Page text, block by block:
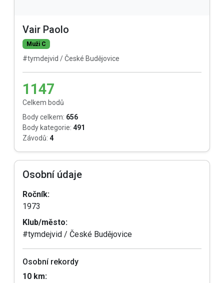
Vair Paolo
Muži C
#tymdejvid / České Budějovice
1147
Celkem bodů
Body celkem: 656
Body kategorie: 491
Závodů: 4
Osobní údaje
Ročník:
1973
Klub/město:
#tymdejvid / České Budějovice
Osobní rekordy
10 km: